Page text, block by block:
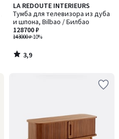
LA REDOUTE INTERIEURS
Тумба для телевизора из дуба
и шпона, Bilbao / Билбао
143000 ₽-10%
128700 ₽
3,9
/ 5
3,9
/